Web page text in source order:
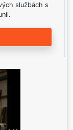
službách s